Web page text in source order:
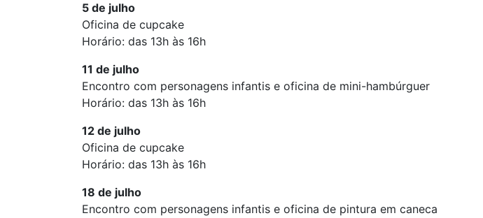
5 de julho
Oficina de cupcake
Horário: das 13h às 16h
11 de julho
Encontro com personagens infantis e oficina de mini-hambúrguer
Horário: das 13h às 16h
12 de julho
Oficina de cupcake
Horário: das 13h às 16h
18 de julho
Encontro com personagens infantis e oficina de pintura em caneca